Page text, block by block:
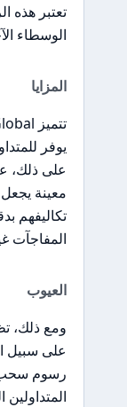
تعتبر هذه
الوسطاء
المزايا
يوفر
على ذلك،
معينة
تكاليفهم
المفاجآت
العيوب
ومع ذلك،
على سبيل
رسوم سحب